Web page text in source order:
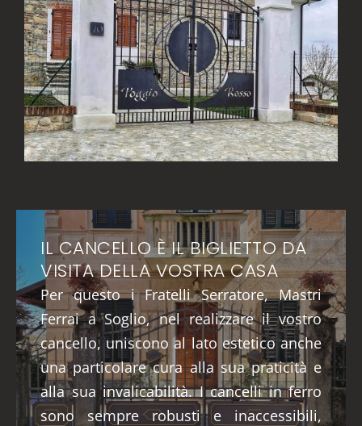
IL CANCELLO È IL BIGLIETTO DA
VISITA DELLA VOSTRA CASA
Per questo i Fratelli Serratore, Mastri
Ferrai a Soglio, nel realizzare il vostro
cancello, uniscono al lato estetico anche
una particolare cura alla sua praticità e
alla sua invalicabilità. I cancelli in ferro
sono sempre robusti e inaccessibili,